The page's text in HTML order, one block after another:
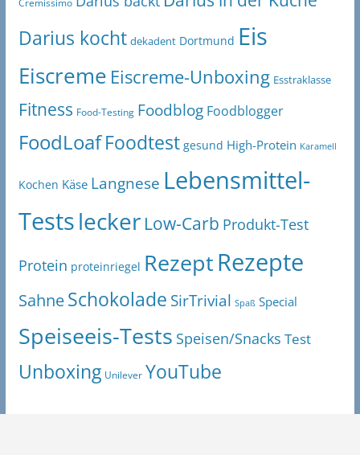
Cremissimo
Darius kocht dekadent Dortmund Eis
Eiscreme Eiscreme-Unboxing Esstraklasse
Fitness Food-Testing Foodblog Foodblogger
FoodLoaf Foodtest gesund High-Protein Karamell
Kochen Käse Langnese Lebensmittel-
Testslecker Low-Carb Produkt-Test
Protein proteinriegel RezeptRezepte
SahneSchokolade SirTrivial Spaß Special
Speiseeis-Tests Speisen/Snacks Test
Unboxing Unilever YouTube